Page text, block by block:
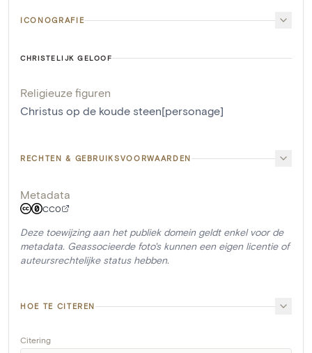
ICONOGRAFIE
CHRISTELIJK GELOOF
Religieuze figuren
Christus op de koude steen[personage]
RECHTEN & GEBRUIKSVOORWAARDEN
Metadata
CC0
Deze toewijzing aan het publiek domein geldt enkel voor de
metadata. Geassocieerde foto's kunnen een eigen licentie of
auteursrechtelijke status hebben.
HOE TE CITEREN
Citering